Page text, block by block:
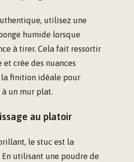
utilisez une
humide lorsque
à tirer. Cela fait ressortir
crée des nuances
la finition idéale pour
un mur plat.
au platoir
le stuc est la
utilisant une poudre de